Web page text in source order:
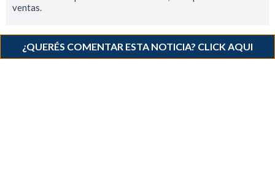
ventas.
¿QUERÉS COMENTAR ESTA NOTICIA? CLICK AQUI